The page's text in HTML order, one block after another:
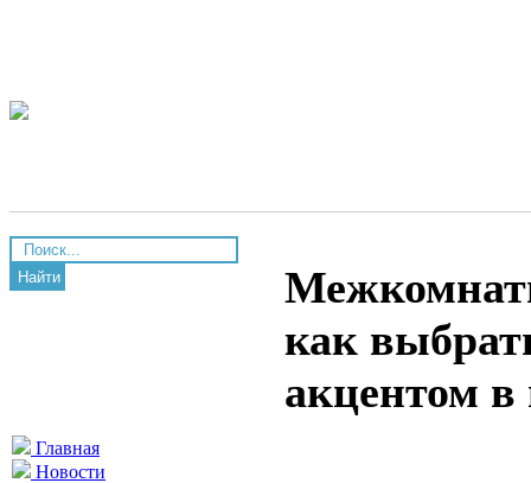
Найти
Главная
Новости
как
акцентом в